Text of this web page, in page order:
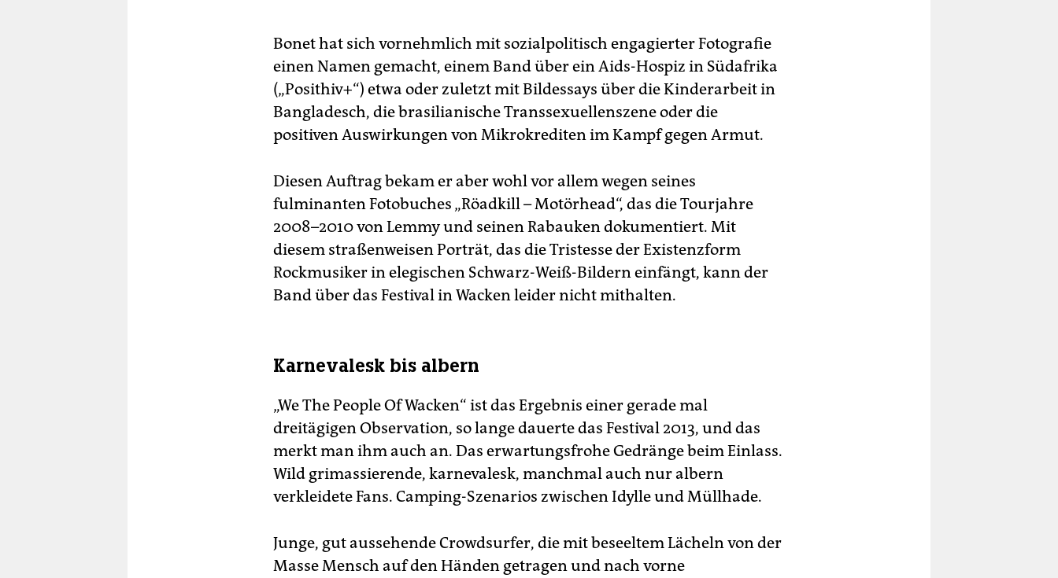
Bonet hat sich vornehmlich mit sozialpolitisch engagierter Fotografie
einen Namen gemacht, einem Band über ein Aids-Hospiz in Südafrika
(„Posithiv+“) etwa oder zuletzt mit Bildessays über die Kinderarbeit in
Bangladesch, die brasilianische Transsexuellenszene oder die
positiven Auswirkungen von Mikrokrediten im Kampf gegen Armut.
Diesen Auftrag bekam er aber wohl vor allem wegen seines
fulminanten Fotobuches „Röadkill – Motörhead“, das die Tourjahre
2008–2010 von Lemmy und seinen Rabauken dokumentiert. Mit
diesem straßenweisen Porträt, das die Tristesse der Existenzform
Rockmusiker in elegischen Schwarz-Weiß-Bildern einfängt, kann der
Band über das Festival in Wacken leider nicht mithalten.
Karnevalesk bis albern
„We The People Of Wacken“ ist das Ergebnis einer gerade mal
dreitägigen Observation, so lange dauerte das Festival 2013, und das
merkt man ihm auch an. Das erwartungsfrohe Gedränge beim Einlass.
Wild grimassierende, karnevalesk, manchmal auch nur albern
verkleidete Fans. Camping-Szenarios zwischen Idylle und Müllhade.
Junge, gut aussehende Crowdsurfer, die mit beseeltem Lächeln von der
Masse Mensch auf den Händen getragen und nach vorne